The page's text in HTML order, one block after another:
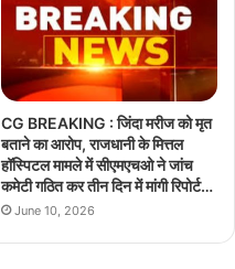
CG BREAKING : जिंदा मरीज को मृत
बताने का आरोप, राजधानी के मित्तल
हॉस्पिटल मामले में सीएमएचओ ने जांच
कमेटी गठित कर तीन दिन में मांगी रिपोर्ट…
June 10, 2026